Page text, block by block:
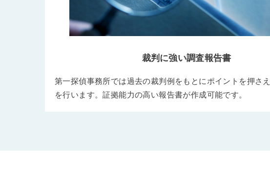
裁判に強い調査報告書
第一探偵事務所では過去の裁判例をもとにポイントを押さ
を行います。証拠能力の高い報告書が作成可能です。